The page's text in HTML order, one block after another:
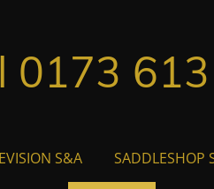
0173
S&A
SADDLESHOP